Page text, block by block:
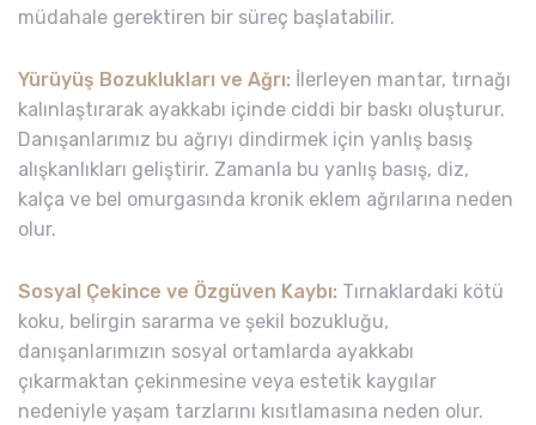
müdahale gerektiren bir süreç başlatabilir.
Yürüyüş Bozuklukları ve Ağrı: İlerleyen mantar, tırnağı
kalınlaştırarak ayakkabı içinde ciddi bir baskı oluşturur.
Danışanlarımız bu ağrıyı dindirmek için yanlış basış
alışkanlıkları geliştirir. Zamanla bu yanlış basış, diz,
kalça ve bel omurgasında kronik eklem ağrılarına neden
olur.
Sosyal Çekince ve Özgüven Kaybı: Tırnaklardaki kötü
koku, belirgin sararma ve şekil bozukluğu,
danışanlarımızın sosyal ortamlarda ayakkabı
çıkarmaktan çekinmesine veya estetik kaygılar
nedeniyle yaşam tarzlarını kısıtlamasına neden olur.